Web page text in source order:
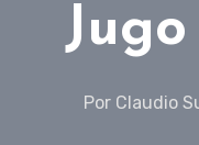
Por Claudio